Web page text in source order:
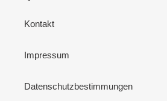
Kontakt
Impressum
Datenschutzbestimmungen